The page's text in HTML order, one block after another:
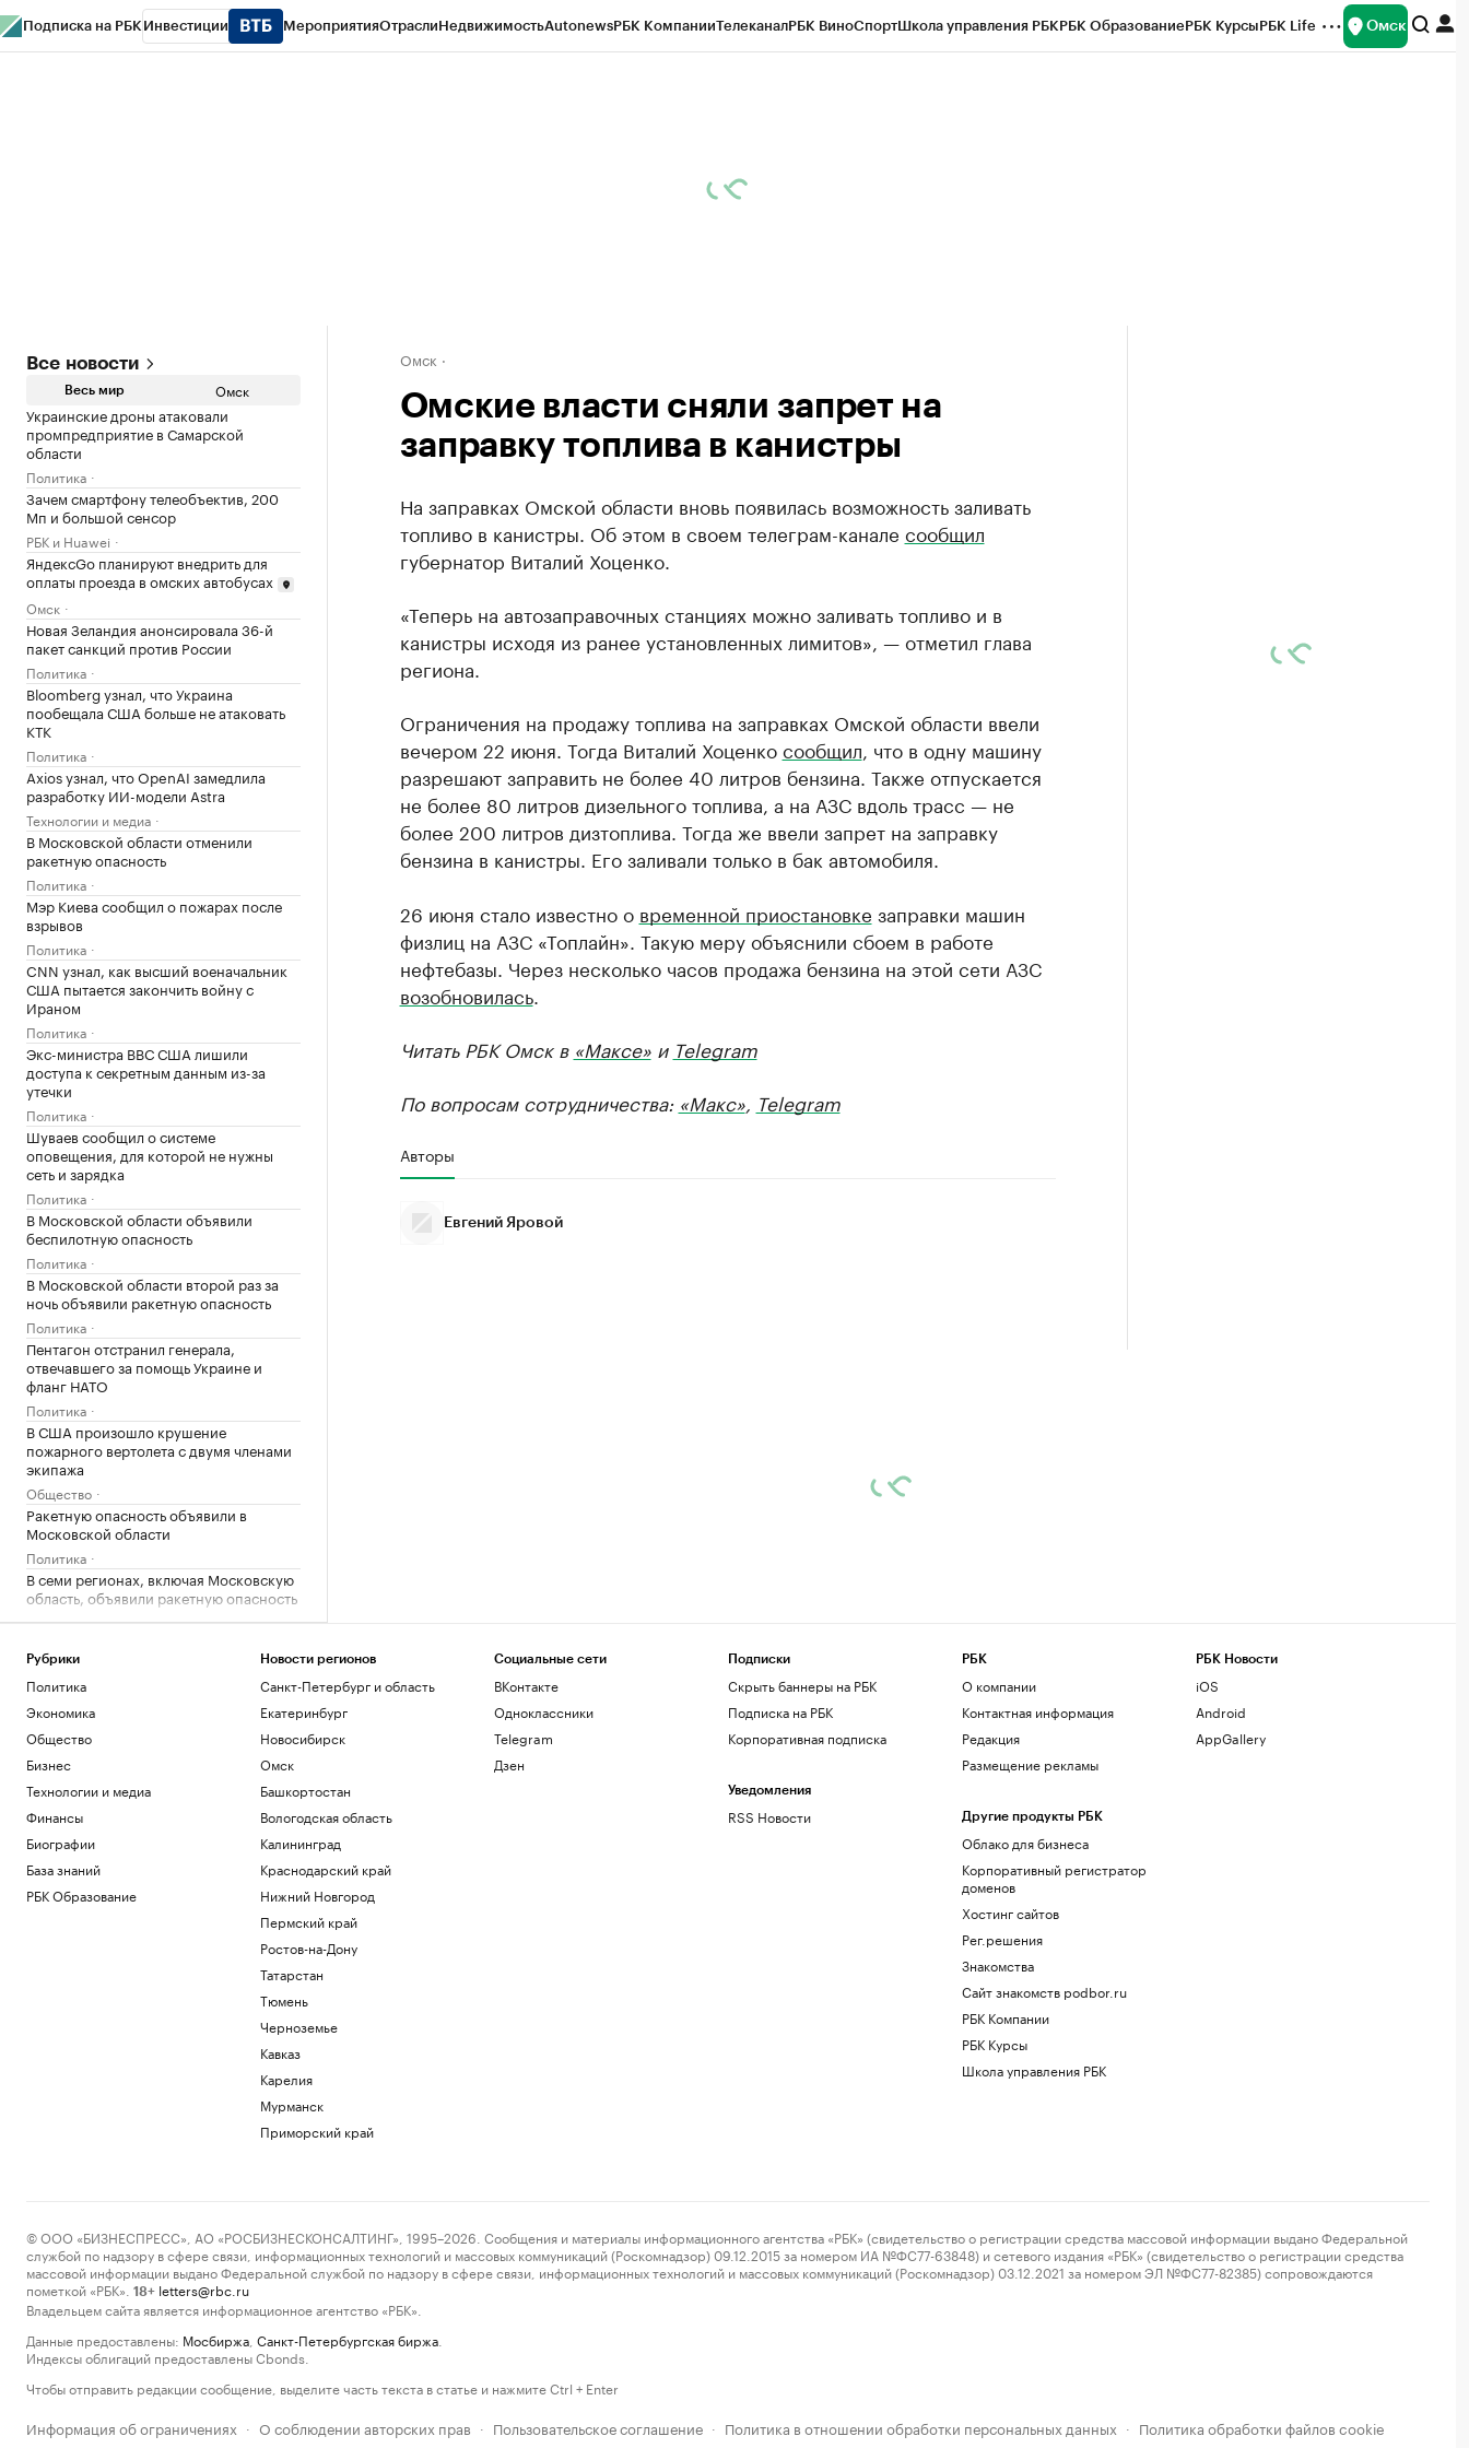
Подписка на РБК Инвестиции МероприятияОтраслиНедвижимостьAutonewsРБК КомпанииТелеканалРБК ВиноСпортШкола управления РБКРБК ОбразованиеРБК КурсыРБК Life Омск
Все новости
Весь мир Омск
Украинские дроны атаковали
промпредприятие в Самарской
области
Политика
Зачем смартфону телеобъектив, 200
Мп и большой сенсор
РБК и Huawei
ЯндексGo планируют внедрить для
оплаты проезда в омских автобусах
Омск
Новая Зеландия анонсировала 36-й
пакет санкций против России
Политика
Bloomberg узнал, что Украина
пообещала США больше не атаковать
КТК
Политика
Axios узнал, что OpenAI замедлила
разработку ИИ-модели Astra
Технологии и медиа
В Московской области отменили
ракетную опасность
Политика
Мэр Киева сообщил о пожарах после
взрывов
Политика
CNN узнал, как высший военачальник
США пытается закончить войну с
Ираном
Политика
Экс-министра ВВС США лишили
доступа к секретным данным из-за
утечки
Политика
Шуваев сообщил о системе
оповещения, для которой не нужны
сеть и зарядка
Политика
В Московской области объявили
беспилотную опасность
Политика
В Московской области второй раз за
ночь объявили ракетную опасность
Политика
Пентагон отстранил генерала,
отвечавшего за помощь Украине и
фланг НАТО
Политика
В США произошло крушение
пожарного вертолета с двумя членами
экипажа
Общество
Ракетную опасность объявили в
Московской области
Политика
В семи регионах, включая Московскую
область, объявили ракетную опасность
Политика
более $1 млрд
Общество
Bloomberg узнал, когда планируют
завершить испытания «Золотого
купола»
Политика
Четыре доступных и понятных
инструмента диверсификации
накоплений
РБК и Сбер
Омск
Омские власти сняли запрет на
заправку топлива в канистры
На заправках Омской области вновь появилась возможность заливать
топливо в канистры. Об этом в своем телеграм-канале сообщил
губернатор Виталий Хоценко.
«Теперь на автозаправочных станциях можно заливать топливо и в
канистры исходя из ранее установленных лимитов», — отметил глава
региона.
Ограничения на продажу топлива на заправках Омской области ввели
вечером 22 июня. Тогда Виталий Хоценкосообщил , что в одну машину
разрешают заправить не более 40 литров бензина. Также отпускается
не более 80 литров дизельного топлива, а на АЗС вдоль трасс — не
более 200 литров дизтоплива. Тогда же ввели запрет на заправку
бензина в канистры. Его заливали только в бак автомобиля.
26 июня стало известно о временной приостановке заправки машин
физлиц на АЗС «Топлайн». Такую меру объяснили сбоем в работе
нефтебазы. Через несколько часов продажа бензина на этой сети АЗС
возобновилась.
Читать РБК Омск в «Максе»и Telegram
По вопросам сотрудничества: «Макс», Telegram
Авторы
Евгений Яровой
Рубрики
Политика
Экономика
Общество
Бизнес
Технологии и медиа
Финансы
Биографии
База знаний
РБК Образование
Новости регионов
Санкт-Петербург и область
Екатеринбург
Новосибирск
Омск
Башкортостан
Вологодская область
Калининград
Краснодарский край
Нижний Новгород
Пермский край
Ростов-на-Дону
Татарстан
Тюмень
Черноземье
Кавказ
Карелия
Мурманск
Приморский край
Социальные сети
ВКонтакте
Одноклассники
Telegram
Дзен
Подписки
Скрыть баннеры на РБК
Подписка на РБК
Корпоративная подписка
Уведомления
RSS Новости
РБК
О компании
Контактная информация
Редакция
Размещение рекламы
Другие продукты РБК
Облако для бизнеса
Корпоративный регистратор
доменов
Хостинг сайтов
Рег.решения
Знакомства
Сайт знакомств podbor.ru
РБК Компании
РБК Курсы
Школа управления РБК
РБК Новости
iOS
Android
AppGallery
© ООО «БИЗНЕСПРЕСС», АО «РОСБИЗНЕСКОНСАЛТИНГ», 1995–2026. Сообщения и материалы информационного агентства «РБК» (свидетельство о регистрации средства массовой информации выдано Федеральной
службой по надзору в сфере связи, информационных технологий и массовых коммуникаций (Роскомнадзор) 09.12.2015 за номером ИА №ФС77-63848) и сетевого издания «РБК» (свидетельство о регистрации средства
массовой информации выдано Федеральной службой по надзору в сфере связи, информационных технологий и массовых коммуникаций (Роскомнадзор) 03.12.2021 за номером ЭЛ №ФС77-82385) сопровождаются
пометкой «РБК».
18+ letters@rbc.ru
Владельцем сайта является информационное агентство «РБК».
Данные предоставлены: Мосбиржа Санкт-Петербургская биржа
Индексы облигаций предоставлены Cbonds.
Чтобы отправить редакции сообщение, выделите часть текста в статье и нажмите Ctrl + Enter
Информация об ограничениях · О соблюдении авторских прав · Пользовательское соглашение · Политика в отношении обработки персональных данных · Политика обработки файлов cookie